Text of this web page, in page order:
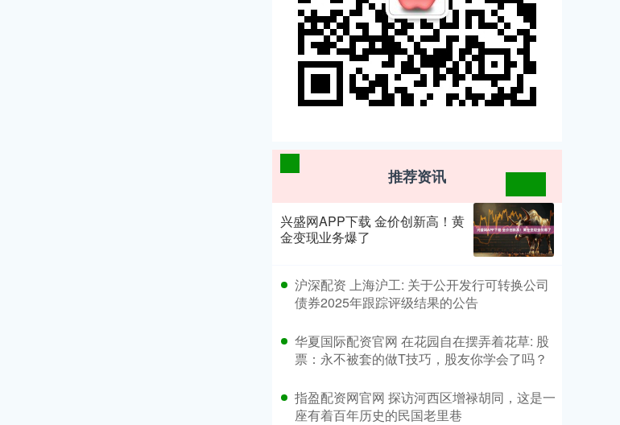
推荐资讯
兴盛网APP下载 金价创新高！黄
金变现业务爆了
​沪深配资 上海沪工: 关于公开发行可转换公司
债券2025年跟踪评级结果的公告
​华夏国际配资官网 在花园自在摆弄着花草: 股
票：永不被套的做T技巧，股友你学会了吗？
​指盈配资网官网 探访河西区增禄胡同，这是一
座有着百年历史的民国老里巷